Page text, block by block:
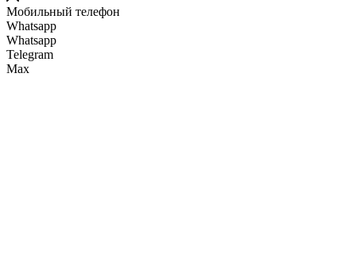
Мобильный телефон
Whatsapp
Whatsapp
Telegram
Max